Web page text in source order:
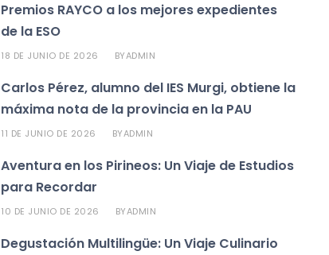
Premios RAYCO a los mejores expedientes
de la ESO
18 DE JUNIO DE 2026 BYADMIN
Carlos Pérez, alumno del IES Murgi, obtiene la
máxima nota de la provincia en la PAU
11 DE JUNIO DE 2026 BYADMIN
Aventura en los Pirineos: Un Viaje de Estudios
para Recordar
10 DE JUNIO DE 2026 BYADMIN
Degustación Multilingüe: Un Viaje Culinario